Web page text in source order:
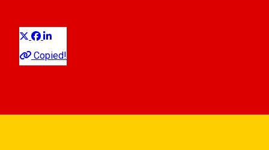
Copied!
Nenumărate sunt locurile de servit ceva bun în Sibiu. Le știți și
pe cele care au incluse în meniu panorama orașului?